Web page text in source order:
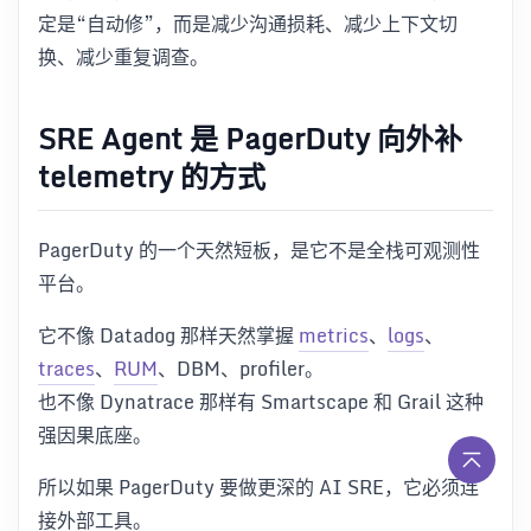
定是“自动修”，而是减少沟通损耗、减少上下文切
换、减少重复调查。
SRE Agent 是 PagerDuty 向外补
telemetry 的方式
PagerDuty 的一个天然短板，是它不是全栈可观测性
平台。
它不像 Datadog 那样天然掌握metrics、 logs、
traces、 RUM、DBM、profiler。
也不像 Dynatrace 那样有 Smartscape 和 Grail 这种
强因果底座。
所以如果 PagerDuty 要做更深的 AI SRE，它必须连
接外部工具。